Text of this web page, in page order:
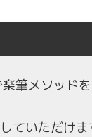
筆メソッド
ていただけ